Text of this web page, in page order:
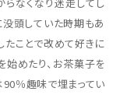
なくなり迷走してし
没頭していた時期もあ
たことで改めて好きに
始めたり、お茶菓子を
％趣味で埋まってい